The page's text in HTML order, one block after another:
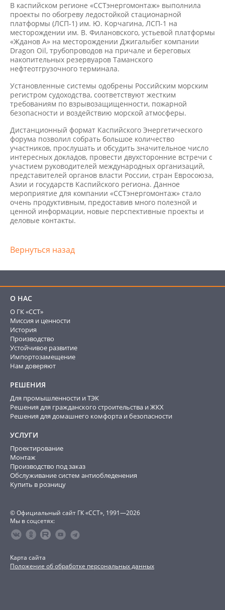
В каспийском регионе «ССТэнергомонтаж» выполнила
проекты по обогреву ледостойкой стационарной
платформы (ЛСП-1) им. Ю. Корчагина, ЛСП-1 на
месторождении им. В. Филановского, устьевой платформы
«Жданов А» на месторождении Джигалыбег компании
Dragon Oil, трубопроводов на причале и береговых
накопительных резервуаров Таманского
нефтеотгрузочного терминала.
Установленные системы одобрены Российским морским
регистром судоходства, соответствуют жестким
требованиям по взрывозащищенности, пожарной
безопасности и воздействию морской атмосферы.
Дистанционный формат Каспийского Энергетического
форума позволил собрать большое количество
участников, прослушать и обсудить значительное число
интересных докладов, провести двухсторонние встречи с
участием руководителей международных организаций,
представителей органов власти России, стран Евросоюза,
Азии и государств Каспийского региона. Данное
мероприятие для компании «ССТэнергомонтаж» стало
очень продуктивным, предоставив много полезной и
ценной информации, новые перспективные проекты и
деловые контакты.
Вернуться назад
О НАС
О ГК «ССТ»
Миссия и ценности
История
Производство
Устойчивое развитие
Импортозамещение
Нам доверяют
РЕШЕНИЯ
Для промышленности и ТЭК
Решения для гражданского строительства и ЖКХ
Решения для домашнего комфорта и безопасности
УСЛУГИ
Проектирование
Монтаж
Производство под заказ
Обслуживание систем антиобледенения
Купить в розницу
© Официальный сайт ГК «ССТ», 1991—2026
Мы в соцсетях:
Карта сайта
Положение об обработке персональных данных